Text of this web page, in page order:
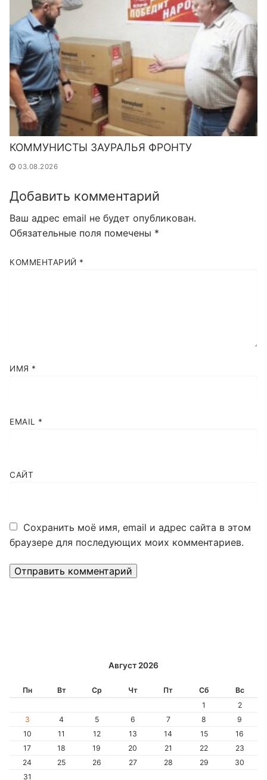
КОММУНИСТЫ ЗАУРАЛЬЯ ФРОНТУ
03.08.2026
Добавить комментарий
Ваш адрес email не будет опубликован.
Обязательные поля помечены *
КОММЕНТАРИЙ *
ИМЯ *
EMAIL *
САЙТ
Сохранить моё имя, email и адрес сайта в этом
браузере для последующих моих комментариев.
Август 2026
Пн Вт Ср Чт Пт Сб
Вс
1
2
3
4 5 6 7 8
9
10
11 12 13 14 15
16
17
18 19 20 21 22
23
24
25 26 27 28 29
30
31